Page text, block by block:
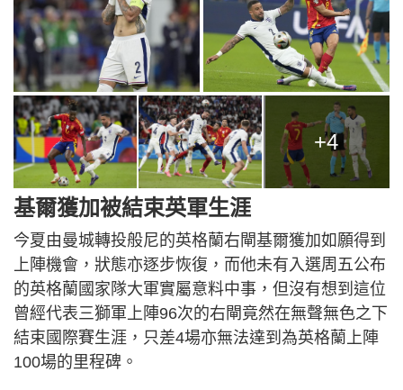
+4
基爾獲加被結束英軍生涯
今夏由曼城轉投般尼的英格蘭右閘基爾獲加如願得到
上陣機會，狀態亦逐步恢復，而他未有入選周五公布
的英格蘭國家隊大軍實屬意料中事，但沒有想到這位
曾經代表三獅軍上陣96次的右閘竟然在無聲無色之下
結束國際賽生涯，只差4場亦無法達到為英格蘭上陣
100場的里程碑。